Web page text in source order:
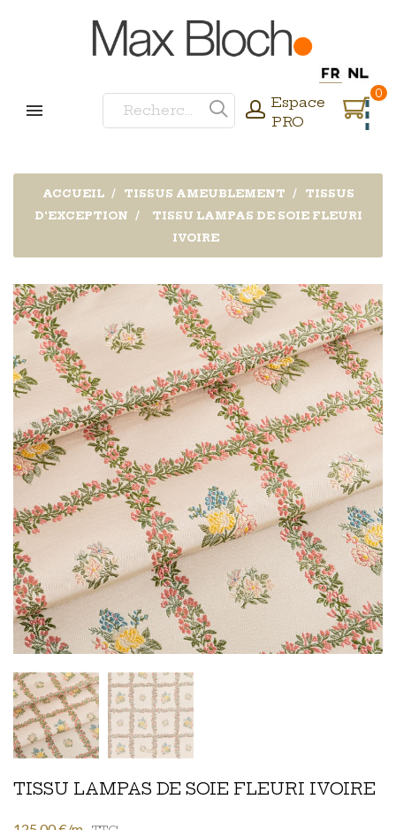
Espace
PRO
0
ACCUEIL TISSUS AMEUBLEMENT
TISSUS
D'EXCEPTION
TISSU LAMPAS DE SOIE FLEURI
IVOIRE
TISSU LAMPAS DE SOIE FLEURI IVOIRE